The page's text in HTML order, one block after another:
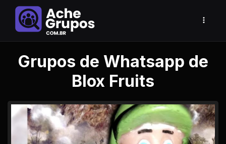
Grupos de Whatsapp de
Blox Fruits